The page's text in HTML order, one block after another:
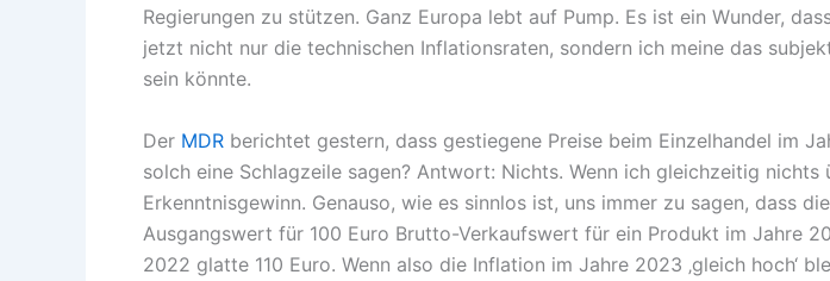
Regierungen zu stützen. Ganz Europa lebt auf Pump. Es ist ein Wunder,
jetzt nicht nur die technischen Inflationsraten, sondern ich meine das
sein könnte.
Der MDR berichtet gestern, dass gestiegene Preise beim Einzelhandel im
solch eine Schlagzeile sagen? Antwort: Nichts. Wenn ich gleichzeitig
Erkenntnisgewinn. Genauso, wie es sinnlos ist, uns immer zu sagen, dass
Ausgangswert für 100 Euro Brutto-Verkaufswert für ein Produkt im Jahre
2022 glatte 110 Euro. Wenn also die Inflation im Jahre 2023 ‚gleich hoch‘